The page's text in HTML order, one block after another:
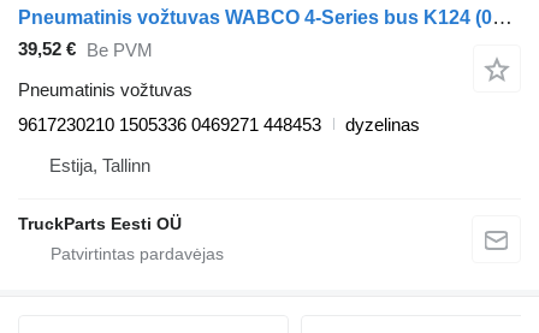
Pneumatinis vožtuvas WABCO 4-Series bus K124 (01.96-12.06) 9617230210 autobuso Scania 4-series bus (1995-2006)
39,52 €
Be PVM
Pneumatinis vožtuvas
9617230210 1505336 0469271 448453
dyzelinas
Estija, Tallinn
TruckParts Eesti OÜ